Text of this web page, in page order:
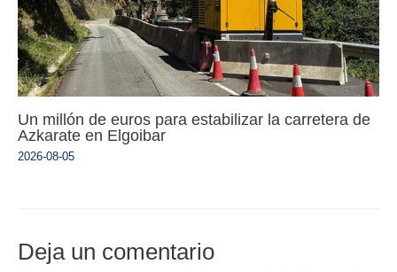
Un millón de euros para estabilizar la carretera de
Azkarate en Elgoibar
2026-08-05
Deja un comentario